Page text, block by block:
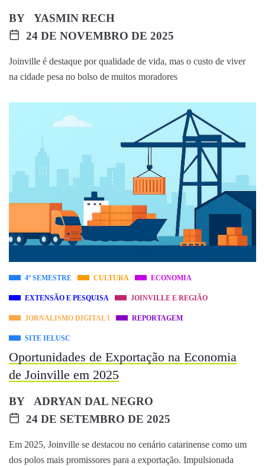
BY
YASMIN RECH
24 DE NOVEMBRO DE 2025
Joinville é destaque por qualidade de vida, mas o custo de viver
na cidade pesa no bolso de muitos moradores
4º SEMESTRE CULTURA ECONOMIA
EXTENSÃO E PESQUISA JOINVILLE E REGIÃO
JORNALISMO DIGITAL I REPORTAGEM
SITE IELUSC
Oportunidades de Exportação na Economia
de Joinville em 2025
BY
ADRYAN DAL NEGRO
24 DE SETEMBRO DE 2025
Em 2025, Joinville se destacou no cenário catarinense como um
dos polos mais promissores para a exportação. Impulsionada